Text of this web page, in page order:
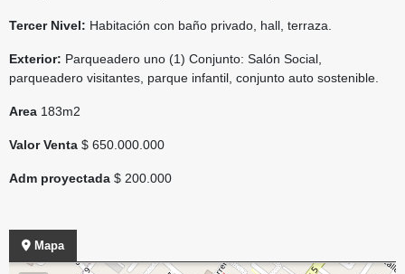
Tercer Nivel: Habitación con baño privado, hall, terraza.
Exterior: Parqueadero uno (1) Conjunto: Salón Social,
parqueadero visitantes, parque infantil, conjunto auto sostenible.
Area 183m2
Valor Venta $ 650.000.000
Adm proyectada $ 200.000
Mapa